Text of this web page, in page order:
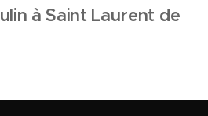
à Saint Laurent de